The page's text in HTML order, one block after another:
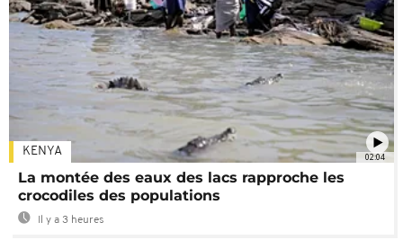
02:04
KENYA
La montée des eaux des lacs rapproche les
crocodiles des populations
Il y a 3 heures